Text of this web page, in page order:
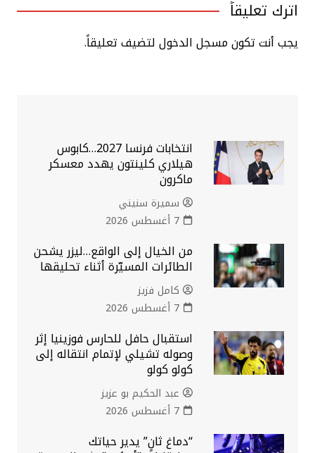
اترك تعليقاً
يجب أنت تكونمسجل الدخوللتضيف تعليقاً.
انتخابات فرنسا 2027…كابوس
هيلاري كلينتون يهدد معسكر
ماكرون
سميرة سنيني
7 أغسطس 2026
من الخيال إلى الواقع…ليزر يشحن
الطائرات المسيّرة أثناء تحليقها
كامل فزيز
7 أغسطس 2026
استقبال حافل للحارس فوزينيا إثر
وصوله تشيلي لإتمام انتقاله إلى
كولو كولو
عبد الحكيم بو عزيز
7 أغسطس 2026
“دماغ ثانٍ” يدير حياتك